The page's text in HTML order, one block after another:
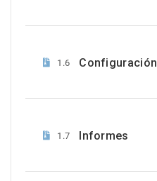
1.6 Configuración
1.7 Informes